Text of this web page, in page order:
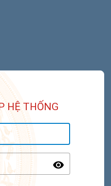
HỆ THỐNG
Toggle